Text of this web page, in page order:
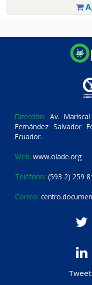
Dirección: Av.
Fernández Salvador
Ecuador.
Web: www.olade.org
Teléfono: (593 2) 259
Correo: